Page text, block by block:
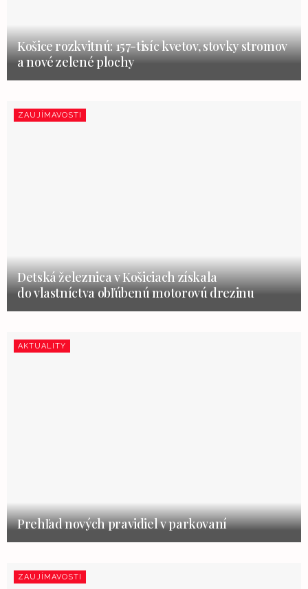
Košice rozkvitnú: 157-tisíc kvetov, stovky stromov
a nové zelené plochy
ZAUJÍMAVOSTI
Detská železnica v Košiciach získala
do vlastníctva obľúbenú motorovú drezinu
AKTUALITY
Prehľad nových pravidiel v parkovaní
ZAUJÍMAVOSTI